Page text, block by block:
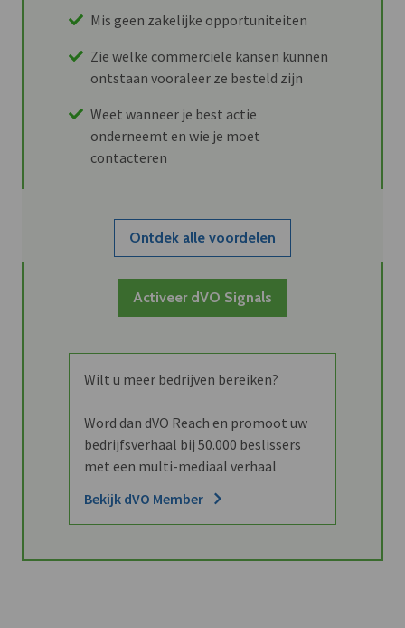
Mis geen zakelijke opportuniteiten
Zie welke commerciële kansen kunnen
ontstaan vooraleer ze besteld zijn
Weet wanneer je best actie
onderneemt en wie je moet
contacteren
Ontdek alle voordelen
Activeer dVO Signals
Wilt u meer bedrijven bereiken?
Word dan dVO Reach en promoot uw
bedrijfsverhaal bij 50.000 beslissers
met een multi-mediaal verhaal
Bekijk dVO Member